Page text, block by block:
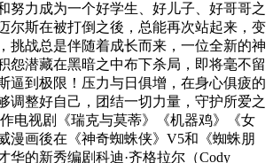
努力成为一个好学生、好儿子、好哥哥之
尔斯在被打倒之後，总能再次站起来，变
挑战总是伴随着成长而来，一位全新的神
怨潜藏在黑暗之中布下杀局，即将毫不留
逼到极限！压力与日俱增，在身心俱疲的
调整好自己，团结一切力量，守护所爱之
电视剧《瑞克与莫蒂》《机器鸡》《女
漫画後在《神奇蜘蛛侠》V5和《蜘蛛朋
华的新秀编剧科迪·齐格拉尔（Cody